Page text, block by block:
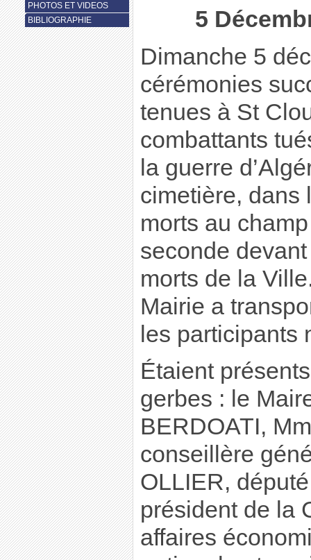
5
Dimanche 5
cérémonies
tenues à St
combattants
la guerre
cimetière, dans
morts au
seconde
morts de la
Mairie a
les participants
Étaient
gerbes : le
BERDOATI,
conseillère
OLLIER,
président de la
affaires
PHOTOS ET VIDEOS
BIBLIOGRAPHIE